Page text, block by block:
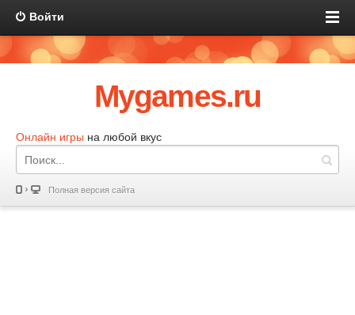
Войти
Mygames.ru
Онлайн игры на любой вкус
Полная версия сайта